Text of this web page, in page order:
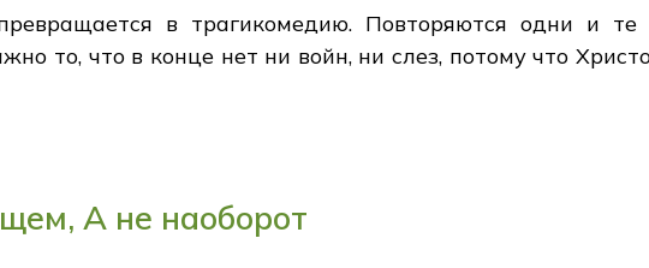
в трагикомедию. Повторяются одни и
то, что в конце нет ни войн, ни слез, потому что
А не наоборот